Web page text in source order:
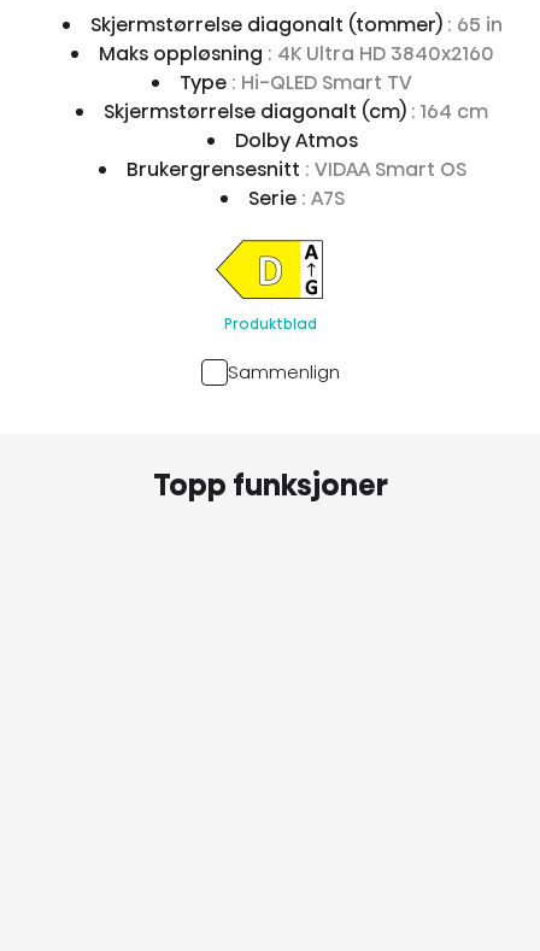
Skjermstørrelse diagonalt (tommer) : 65 in
Maks oppløsning : 4K Ultra HD 3840x2160
Type : Hi-QLED Smart TV
Skjermstørrelse diagonalt (cm) : 164 cm
Dolby Atmos
Brukergrensesnitt : VIDAA Smart OS
Serie : A7S
Produktblad
Sammenlign
Topp funksjoner